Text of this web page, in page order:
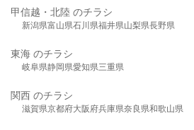
甲信越・北陸 のチラシ
新潟県富山県石川県福井県山梨県長野県
東海 のチラシ
岐阜県静岡県愛知県三重県
関西 のチラシ
滋賀県京都府大阪府兵庫県奈良県和歌山県